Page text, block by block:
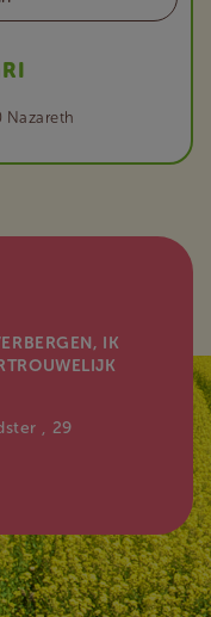
Nazareth
IK
, 29